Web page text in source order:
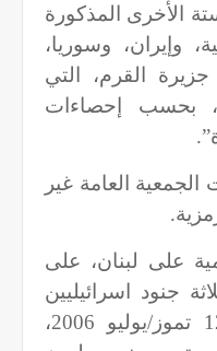
الأخرى المذكورة
وإيران، وسوريا،
القرم، التي
ضمتها روسيا عام 2014، بحسب إحصاءات
العامة غير
على لبنان، على
جنود اسرائيليين
من منطقة حدودية في 12 تموز/يوليو 2006،